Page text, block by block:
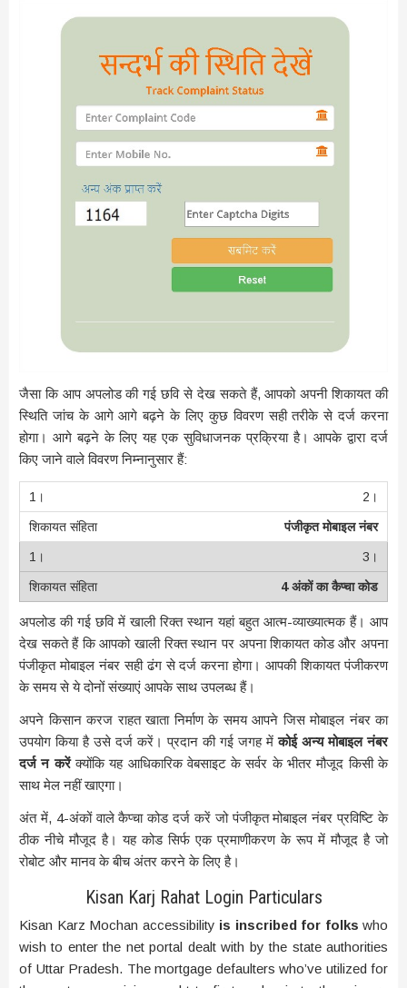
जैसा कि आप अपलोड की गई छवि से देख सकते हैं, आपको अपनी शिकायत की
स्थिति जांच के आगे आगे बढ़ने के लिए कुछ विवरण सही तरीके से दर्ज करना
होगा। आगे बढ़ने के लिए यह एक सुविधाजनक प्रक्रिया है। आपके द्वारा दर्ज
किए जाने वाले विवरण निम्नानुसार हैं:
2।
पंजीकृत मोबाइल नंबर
3।
4 अंकों का कैप्चा कोड
अपलोड की गई छवि में खाली रिक्त स्थान यहां बहुत आत्म-व्याख्यात्मक हैं। आप
देख सकते हैं कि आपको खाली रिक्त स्थान पर अपना शिकायत कोड और अपना
पंजीकृत मोबाइल नंबर सही ढंग से दर्ज करना होगा। आपकी शिकायत पंजीकरण
के समय से ये दोनों संख्याएं आपके साथ उपलब्ध हैं।
अपने किसान करज राहत खाता निर्माण के समय आपने जिस मोबाइल नंबर का
उपयोग किया है उसे दर्ज करें। प्रदान की गई जगह मेंकोई अन्य मोबाइल नंबर
दर्ज न करेंक्योंकि यह आधिकारिक वेबसाइट के सर्वर के भीतर मौजूद किसी के
साथ मेल नहीं खाएगा।
अंत में, 4-अंकों वाले कैप्चा कोड दर्ज करें जो पंजीकृत मोबाइल नंबर प्रविष्टि के
ठीक नीचे मौजूद है। यह कोड सिर्फ एक प्रमाणीकरण के रूप में मौजूद है जो
रोबोट और मानव के बीच अंतर करने के लिए है।
Kisan Karj Rahat Login Particulars
Kisan Karz Mochan accessibility is inscribed for folks who
wish to enter the net portal dealt with by the state authorities
of Uttar Pradesh. The mortgage defaulters who’ve utilized for